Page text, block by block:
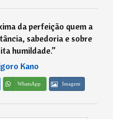
da perfeição quem a
sabedoria e sobre
humildade.”
Kano
WhatsApp Imagem